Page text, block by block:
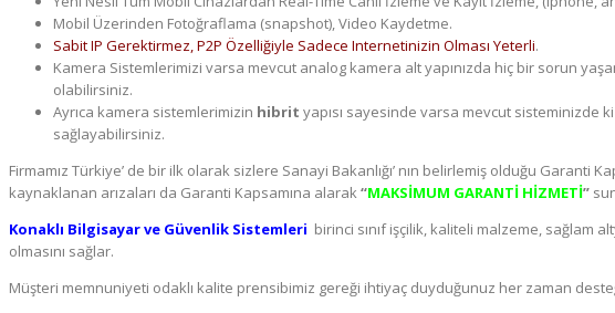
Mobil Üzerinden Fotoğraflama (snapshot), Video Kaydetme.
Sabit IP Gerektirmez, P2P Özelliğiyle Sadece Internetinizin Olması Yeterli.
Kamera Sistemlerimizi varsa mevcut analog kamera alt yapınızda hiç bir sorun
olabilirsiniz.
Ayrıca kamera sistemlerimizin hibrit yapısı sayesinde varsa mevcut sisteminizde
sağlayabilirsiniz.
Firmamız Türkiye’ de bir ilk olarak sizlere Sanayi Bakanlığı’ nın belirlemiş olduğu Garanti
kaynaklanan arızaları da Garanti Kapsamına alarak “MAKSİMUM GARANTİ HİZMETİ”
Konaklı Bilgisayar ve Güvenlik Sistemleri birinci sınıf işçilik, kaliteli malzeme, sağlam
olmasını sağlar.
Müşteri memnuniyeti odaklı kalite prensibimiz gereği ihtiyaç duyduğunuz her zaman